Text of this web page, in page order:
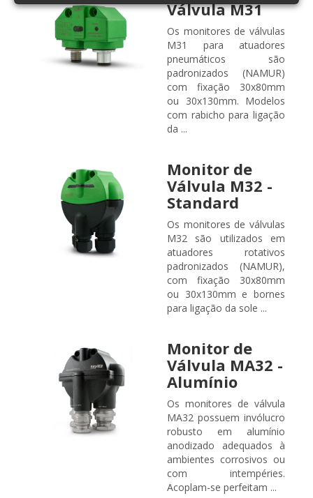
Válvula M31
Os monitores de válvulas
M31 para atuadores
pneumáticos são
padronizados (NAMUR)
com fixação 30x80mm
ou 30x130mm. Modelos
com rabicho para ligação
da ...
Monitor de
Válvula M32 -
Standard
Os monitores de válvulas
M32 são utilizados em
atuadores rotativos
padronizados (NAMUR),
com fixação 30x80mm
ou 30x130mm e bornes
para ligação da sole ...
Monitor de
Válvula MA32 -
Alumínio
Os monitores de válvula
MA32 possuem invólucro
robusto em alumínio
anodizado adequados à
ambientes corrosivos ou
com intempéries.
Acoplam-se perfeitam ...